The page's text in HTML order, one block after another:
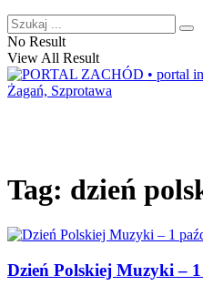
No Result
View All Result
Tag: dzień
Dzień Polskiej Muzyki –